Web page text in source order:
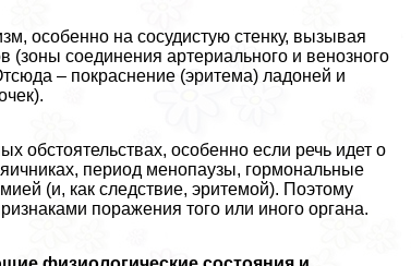
особенно на сосудистую стенку, вызывая
соединения артериального и венозного
– покраснение (эритема) ладоней и
обстоятельствах, особенно если речь идет о
период менопаузы, гормональные
(и, как следствие, эритемой). Поэтому
поражения того или иного органа.